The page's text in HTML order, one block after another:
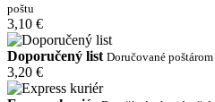
poštu
3,10 €
Doporučený list Doručované
3,20 €